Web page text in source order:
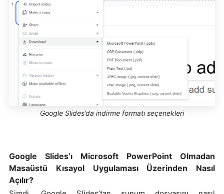
Google Slides’da indirme formatı seçenekleri
Google Slides’ı Microsoft PowerPoint Olmadan
Masaüstü Kısayol Uygulaması Üzerinden Nasıl
Açılır?